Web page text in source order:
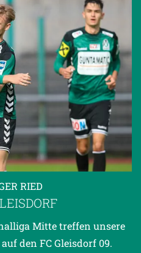
RIED
Mitte treffen unsere
den FC Gleisdorf 09.